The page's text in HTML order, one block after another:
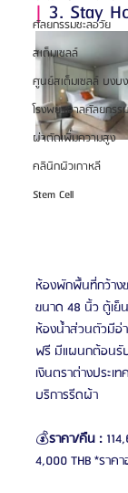
ศัลยกรรมชะลอวัย
สเต็มเซลล์
ศูนย์สเต็มเซลล์ บงบง
โรงพยาบาลศัลยกรร
ผ่าตัดเพิ่มความสูง
คลินิกผิวเกาหลี
Stem Cell
| 3. Stay
ห้องพักพื้นที่กว้าง
ขนาด 48 นิ้ว ตู้เย็
ห้องน้ำส่วนตัวมีอ่
ฟรี มีแผนกต้อนรับ
เงินตราต่างประเ
บริการรีดผ้า
💰ราคา/คืน :
4,000 THB *ราค